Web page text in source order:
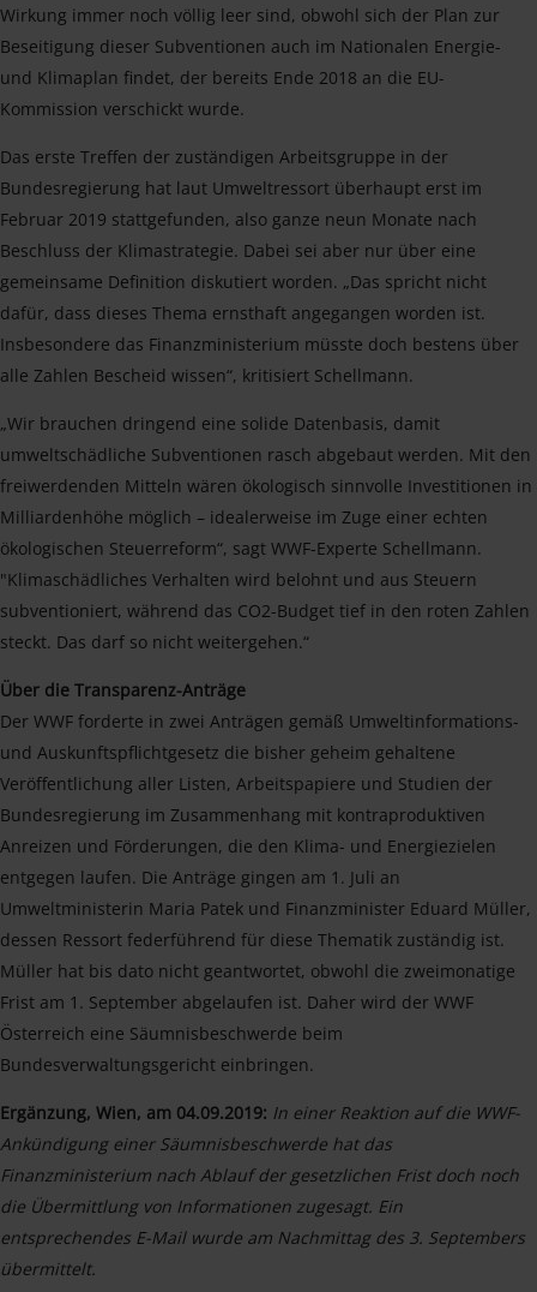
Wirkung immer noch völlig leer sind, obwohl sich der Plan zur
Beseitigung dieser Subventionen auch im Nationalen Energie-
und Klimaplan findet, der bereits Ende 2018 an die EU-
Kommission verschickt wurde.
Das erste Treffen der zuständigen Arbeitsgruppe in der
Bundesregierung hat laut Umweltressort überhaupt erst im
Februar 2019 stattgefunden, also ganze neun Monate nach
Beschluss der Klimastrategie. Dabei sei aber nur über eine
gemeinsame Definition diskutiert worden. „Das spricht nicht
dafür, dass dieses Thema ernsthaft angegangen worden ist.
Insbesondere das Finanzministerium müsste doch bestens über
alle Zahlen Bescheid wissen“, kritisiert Schellmann.
„Wir brauchen dringend eine solide Datenbasis, damit
umweltschädliche Subventionen rasch abgebaut werden. Mit den
freiwerdenden Mitteln wären ökologisch sinnvolle Investitionen in
Milliardenhöhe möglich – idealerweise im Zuge einer echten
ökologischen Steuerreform“, sagt WWF-Experte Schellmann.
"Klimaschädliches Verhalten wird belohnt und aus Steuern
subventioniert, während das CO2-Budget tief in den roten Zahlen
steckt. Das darf so nicht weitergehen.“
Über die Transparenz-Anträge
Der WWF forderte in zwei Anträgen gemäß Umweltinformations-
und Auskunftspflichtgesetz die bisher geheim gehaltene
Veröffentlichung aller Listen, Arbeitspapiere und Studien der
Bundesregierung im Zusammenhang mit kontraproduktiven
Anreizen und Förderungen, die den Klima- und Energiezielen
entgegen laufen. Die Anträge gingen am 1. Juli an
Umweltministerin Maria Patek und Finanzminister Eduard Müller,
dessen Ressort federführend für diese Thematik zuständig ist.
Müller hat bis dato nicht geantwortet, obwohl die zweimonatige
Frist am 1. September abgelaufen ist. Daher wird der WWF
Österreich eine Säumnisbeschwerde beim
Bundesverwaltungsgericht einbringen.
Ergänzung, Wien, am 04.09.2019: In einer Reaktion auf die WWF-
Ankündigung einer Säumnisbeschwerde hat das
Finanzministerium nach Ablauf der gesetzlichen Frist doch noch
die Übermittlung von Informationen zugesagt. Ein
entsprechendes E-Mail wurde am Nachmittag des 3. Septembers
übermittelt.